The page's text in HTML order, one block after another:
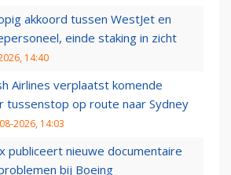
akkoord tussen WestJet en
einde staking in zicht
14:40
Airlines verplaatst komende
tussenstop op route naar Sydney
2026, 14:03
publiceert nieuwe documentaire
bij Boeing